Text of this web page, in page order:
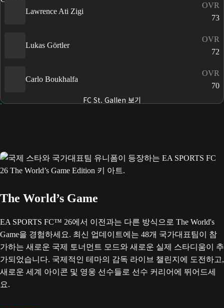
Lawrence Ati Zigi
OVR
73
Lukas Görtler
OVR
72
Carlo Boukhalfa
OVR
70
FC St. Gallen 보기
The World’s Game
EA SPORTS FC™ 26에서 이전과는 다른 방식으로 The World's
Game을 경험하세요. 최신 업데이트에는 48개 국가대표팀이 참
가하는 새로운 국제 토너먼트 모드와 새로운 실제 스타디움이 추
가되었습니다. 국제적인 테마의 감독 라이브 챌린지에 도전하고,
새로운 세계 아이콘 및 영웅 선수들로 선수 커리어에 뛰어드세
요.